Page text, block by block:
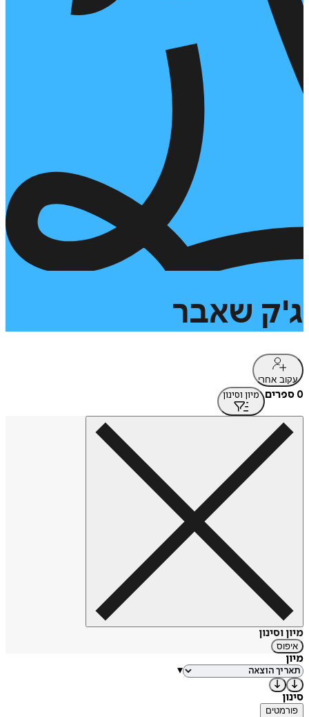
ג'ק שאבר
עקוב אחרי
0 ספרים מיון וסינון
מיון וסינון
איפוס
מיון
▾
סינון
פורמטים